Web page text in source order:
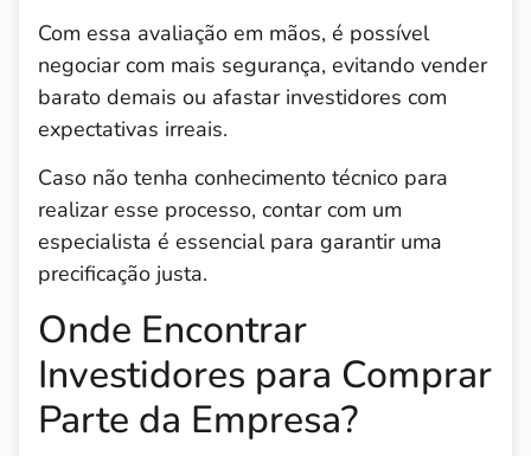
Com essa avaliação em mãos, é possível
negociar com mais segurança, evitando vender
barato demais ou afastar investidores com
expectativas irreais.
Caso não tenha conhecimento técnico para
realizar esse processo, contar com um
especialista é essencial para garantir uma
precificação justa.
Onde Encontrar
Investidores para Comprar
Parte da Empresa?